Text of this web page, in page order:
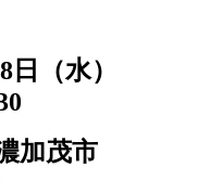
日（水）
加茂市